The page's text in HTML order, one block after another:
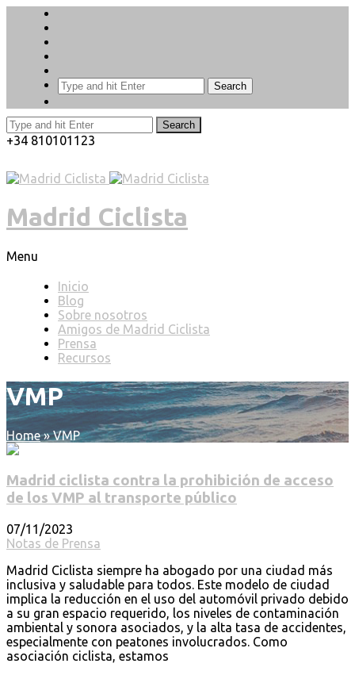
Search
Search
+34 810101123
Madrid Ciclista
Menu
Inicio
Blog
Sobre nosotros
Amigos de Madrid Ciclista
Prensa
Recursos
VMP
Home »VMP
Madrid ciclista contra la prohibición de acceso
de los VMP al transporte público
07/11/2023
Notas de Prensa
Madrid Ciclista siempre ha abogado por una ciudad más
inclusiva y saludable para todos. Este modelo de ciudad
implica la reducción en el uso del automóvil privado debido
a su gran espacio requerido, los niveles de contaminación
ambiental y sonora asociados, y la alta tasa de accidentes,
especialmente con peatones involucrados. Como
asociación ciclista, estamos